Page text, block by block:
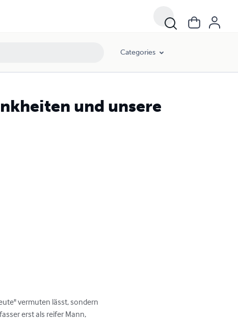
Categories
und unsere
vermuten lässt, sondern
erst als reifer Mann,